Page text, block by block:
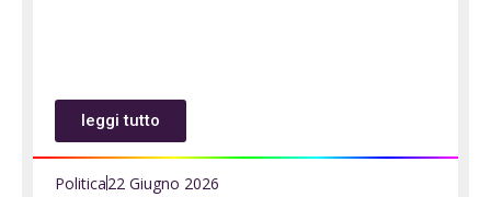
leggi tutto
Politica22 Giugno 2026